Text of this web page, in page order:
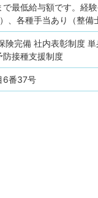
最低給与額です。経
、各種手当あり（整備
険完備 社内表彰制度 単
防接種支援制度
6番37号